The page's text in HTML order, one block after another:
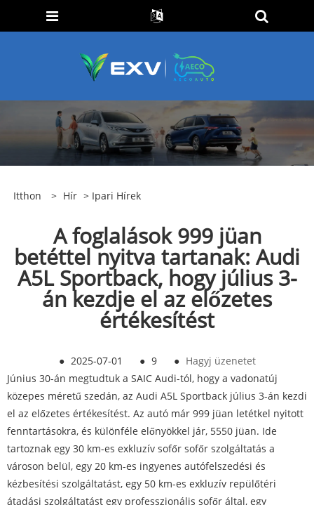
Itthon > Hír > Ipari Hírek
A foglalások 999 jüan
betéttel nyitva tartanak: Audi
A5L Sportback, hogy július 3-
án kezdje el az előzetes
értékesítést
● 2025-07-01 ● 9 ● Hagyj üzenetet
Június 30-án megtudtuk a SAIC Audi-tól, hogy a vadonatúj
közepes méretű szedán, az Audi A5L Sportback július 3-án kezdi
el az előzetes értékesítést. Az autó már 999 jüan letétkel nyitott
fenntartásokra, és különféle előnyökkel jár, 5550 jüan. Ide
tartoznak egy 30 km-es exkluzív sofőr sofőr szolgáltatás a
városon belül, egy 20 km-es ingyenes autófelszedési és
kézbesítési szolgáltatást, egy 50 km-es exkluzív repülőtéri
átadási szolgáltatást egy professzionális sofőr által, egy